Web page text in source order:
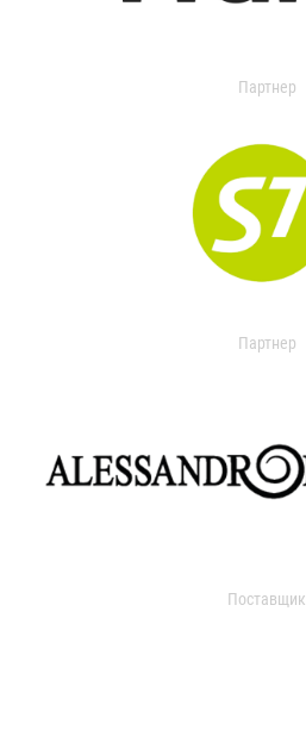
Партнер
Партнер
Поставщик